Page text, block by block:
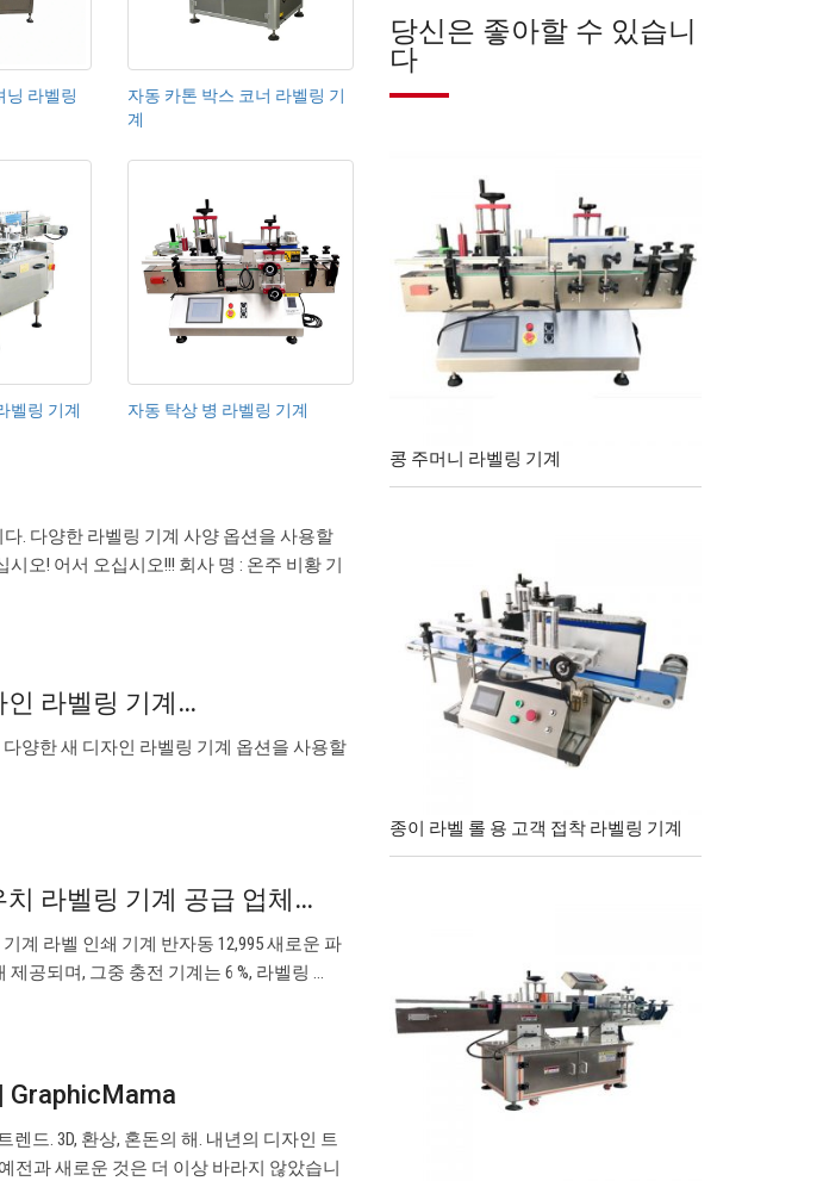
닝 라벨링
자동 카톤 박스 코너 라벨링 기
계
벨링 기계 자동 탁상 병 라벨링 기계
다. 다양한 라벨링 기계 사양 옵션을 사용할
오! 어서 오십시오!!! 회사 명 : 온주 비황 기
인 라벨링 기계…
양한 새 디자인 라벨링 기계 옵션을 사용할
라벨링 기계 공급 업체…
계 라벨 인쇄 기계 반자동 12,995 새로운 파
공되며, 그중 충전 기계는 6 %, 라벨링 ...
GraphicMama
드. 3D, 환상, 혼돈의 해. 내년의 디자인 트
전과 새로운 것은 더 이상 바라지 않았습니
당신은 좋아할 수 있습니
다
콩 주머니 라벨링 기계
종이 라벨 롤 용 고객 접착 라벨링 기계